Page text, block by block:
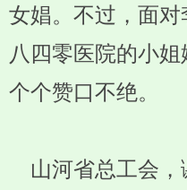
女娼。不过，面对
八四零医院的小
个个赞口不绝。
山河省总工会，